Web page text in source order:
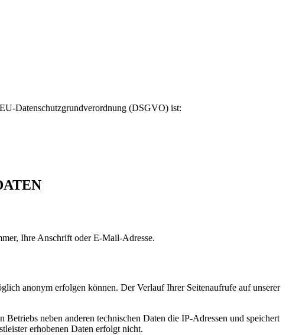
Datenschutzgrundverordnung (DSGVO) ist:
Ihre Anschrift oder E-Mail-Adresse.
anonym erfolgen können. Der Verlauf Ihrer Seitenaufrufe auf unserer
neben anderen technischen Daten die IP-Adressen und speichert
erhobenen Daten erfolgt nicht.